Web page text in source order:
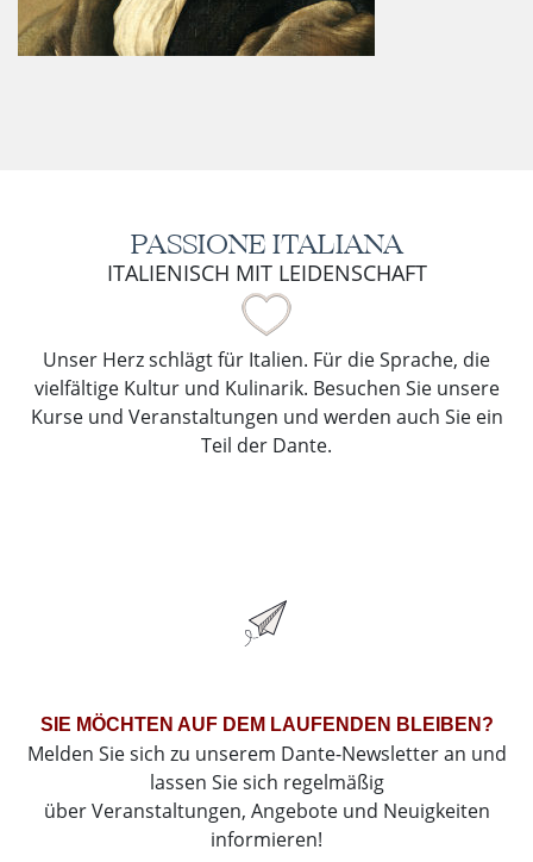
PASSIONE ITALIANA
ITALIENISCH MIT LEIDENSCHAFT
Unser Herz schlägt für Italien. Für die Sprache, die
vielfältige Kultur und Kulinarik. Besuchen Sie unsere
Kurse und Veranstaltungen und werden auch Sie ein
Teil der Dante.
SIE MÖCHTEN AUF DEM LAUFENDEN BLEIBEN?
Melden Sie sich zu unserem Dante-Newsletter an und
lassen Sie sich regelmäßig
über Veranstaltungen, Angebote und Neuigkeiten
informieren!